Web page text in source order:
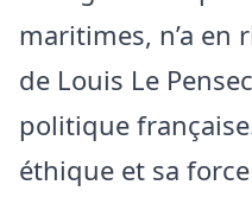
maritimes, n’a en
de Louis Le
politique
éthique et sa